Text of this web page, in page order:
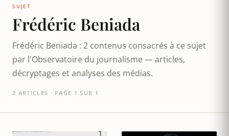
SUJET
Frédéric Beniada
Frédéric Beniada : 2 contenus consacrés à ce sujet
par l'Observatoire du journalisme — articles,
décryptages et analyses des médias.
2 ARTICLES · PAGE 1 SUR 1